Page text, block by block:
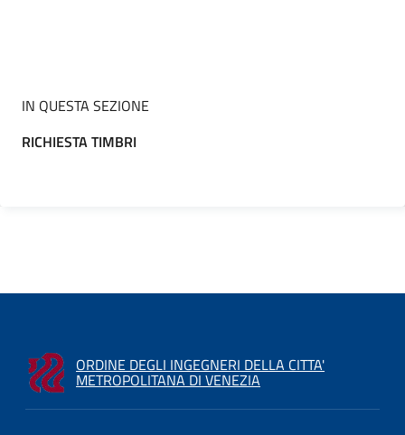
IN QUESTA SEZIONE
RICHIESTA TIMBRI
ORDINE DEGLI INGEGNERI DELLA CITTA'
METROPOLITANA DI VENEZIA